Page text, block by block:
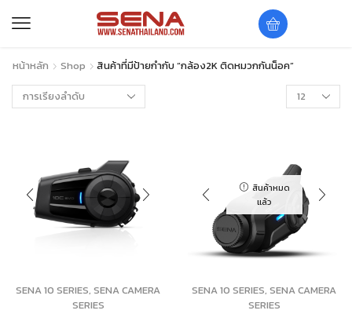
หน้าหลัก Shop สินค้าที่มีป้ายกำกับ “กล้อง2K ติดหมวกกันน็อค”
SENA 10 SERIES, SENA CAMERA
SERIES
สินค้าหมด
แล้ว
SENA 10 SERIES, SENA CAMERA
SERIES